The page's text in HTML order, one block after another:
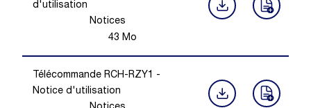
d'utilisation
Notices
43 Mo
Télécommande RCH-RZY1 -
Notice d'utilisation